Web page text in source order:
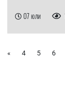
07 юли
« 4 5 6